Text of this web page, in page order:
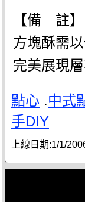
【備 註】
方塊酥需
完美展現
點心 .中式
手DIY
上線日期:1/1/